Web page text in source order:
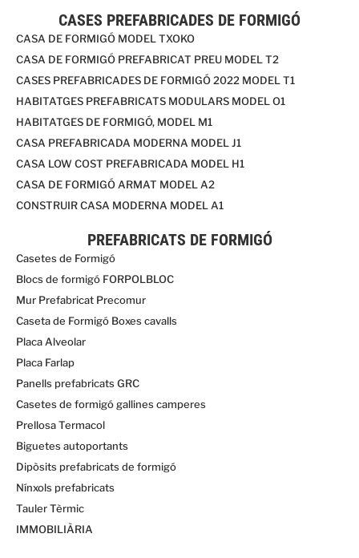
CASES PREFABRICADES DE FORMIGÓ
CASA DE FORMIGÓ MODEL TXOKO
CASA DE FORMIGÓ PREFABRICAT PREU MODEL T2
CASES PREFABRICADES DE FORMIGÓ 2022 MODEL T1
HABITATGES PREFABRICATS MODULARS MODEL O1
HABITATGES DE FORMIGÓ, MODEL M1
CASA PREFABRICADA MODERNA MODEL J1
CASA LOW COST PREFABRICADA MODEL H1
CASA DE FORMIGÓ ARMAT MODEL A2
CONSTRUIR CASA MODERNA MODEL A1
PREFABRICATS DE FORMIGÓ
Casetes de Formigó
Blocs de formigó FORPOLBLOC
Mur Prefabricat Precomur
Caseta de Formigó Boxes cavalls
Placa Alveolar
Placa Farlap
Panells prefabricats GRC
Casetes de formigó gallines camperes
Prellosa Termacol
Biguetes autoportants
Dipòsits prefabricats de formigó
Nínxols prefabricats
Tauler Tèrmic
IMMOBILIÀRIA